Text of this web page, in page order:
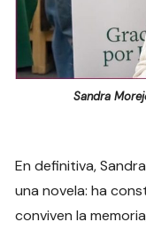
Sandra
En definitiva,
una novela: ha
conviven la